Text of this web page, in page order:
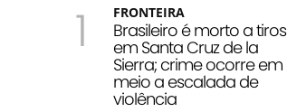
1 FRONTEIRA
Brasileiro é morto a tiros
em Santa Cruz de la
Sierra; crime ocorre em
meio a escalada de
violência